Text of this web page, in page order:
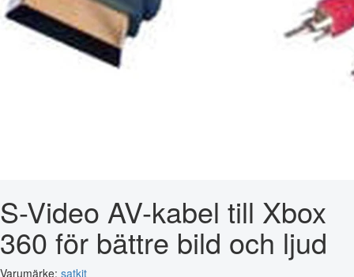
S-Video AV-kabel till Xbox
360 för bättre bild och ljud
Varumärke: satkit